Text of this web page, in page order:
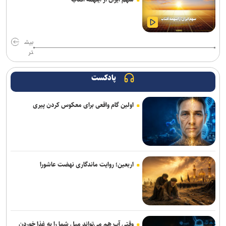
داشتن وزن مناسب لزوما نشانه سلامت نیست
موجودی تمام مدل‌های وان‌پلاس ۱۵ در آمریکا به اتمام رسید
تیم‌های کوچک بازی‌ساز ایرانی با فناوری‌های جدید می‌توانند ایده‌های
بزرگ‌تری خلق کنند
اومودا ۴، شاسی‌بلندی با دستیار هوش مصنوعی که فرمان همه‌چیز را به
دست می‌گیرد
کارگاه تخصصی دارایی‌های فکری در صنعت داروسازی گیاهی برگزار
می‌شود
فراخوان مشارکت برای ایجاد اولین آزمایشگاه اتصال کوتاه کشور منتشر شد
گوشی داغ را داخل یخچال نگذارید!
بیش
تر
پادکست
اولین گام واقعی برای معکوس کردن پیری
اربعین؛ روایت ماندگاری نهضت عاشورا
وقتی آب هم می‌تواند میل شما را به غذا خوردن